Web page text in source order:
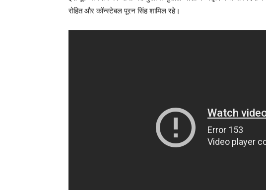
रोहित और कॉन्स्टेबल पूरन सिंह शामिल रहे।